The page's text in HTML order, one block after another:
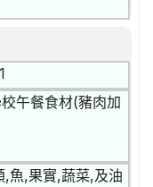
午餐食材(豬肉加
,果實,蔬菜,及油